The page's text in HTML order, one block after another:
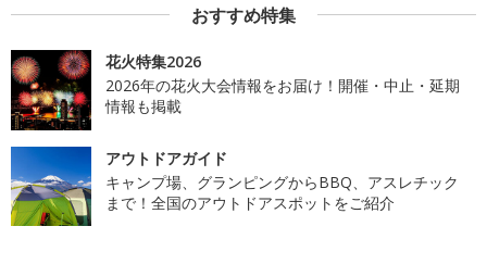
おすすめ特集
花火特集2026
2026年の花火大会情報をお届け！開催・中止・延期
情報も掲載
アウトドアガイド
キャンプ場、グランピングからBBQ、アスレチック
まで！全国のアウトドアスポットをご紹介